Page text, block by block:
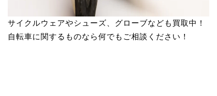
サイクルウェアやシューズ、グローブなども買取中！
自転車に関するものなら何でもご相談ください！